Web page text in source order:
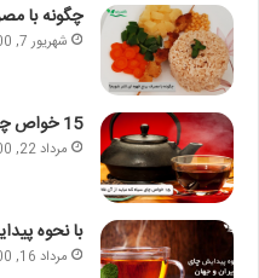
چگونه با
شهریور 7, 1400
15 خواص چای سیاه که نباید از آن غافل شد
مرداد 22, 1400
با نحوه
مرداد 16, 1400